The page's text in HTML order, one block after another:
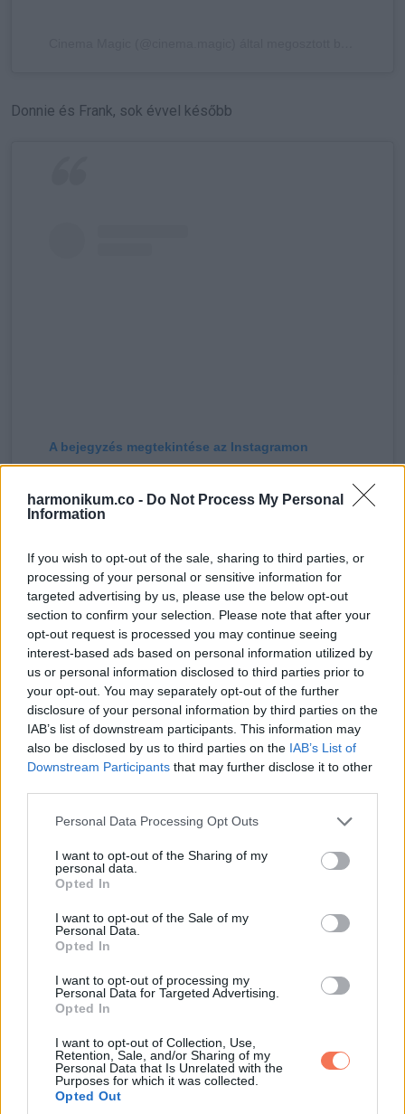
harmonikum.co - Do Not Process My Personal
Information
If you wish to opt-out of the sale, sharing to third parties, or
processing of your personal or sensitive information for
targeted advertising by us, please use the below opt-out
section to confirm your selection. Please note that after your
opt-out request is processed you may continue seeing
interest-based ads based on personal information utilized by
us or personal information disclosed to third parties prior to
your opt-out. You may separately opt-out of the further
disclosure of your personal information by third parties on the
IAB’s list of downstream participants. This information may
also be disclosed by us to third parties on the IAB’s List of
Downstream Participants that may further disclose it to other
Please note that this website/app uses one or more Google
not limited to your visit or usage behaviour. You may click to
grant or deny consent to Google and its third-party tags to
use your data for below specified purposes in below Google
consent section.
Personal Data Processing Opt Outs
I want to opt-out of the Sharing of my
personal data.
Opted In
I want to opt-out of the Sale of my
Personal Data.
Opted In
I want to opt-out of processing my
Personal Data for Targeted Advertising.
Opted In
I want to opt-out of Collection, Use,
Retention, Sale, and/or Sharing of my
Personal Data that Is Unrelated with the
Purposes for which it was collected.
Opted Out
Donnie és Frank, sok évvel később
A bejegyzés megtekintése az Instagramon
Cinema Magic (@cinema.magic) által megosztott bejegyzés
Jim és Kate az Egy makulátlan elme örök ragyogása c.film
forgatásán (2004)